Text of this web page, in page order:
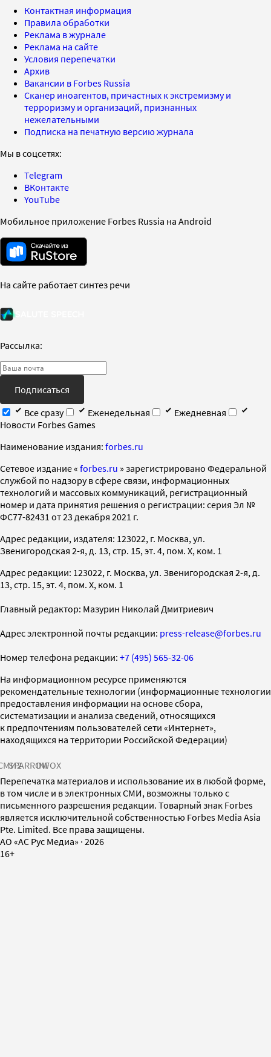
Контактная информация
Правила обработки
Реклама в журнале
Реклама на сайте
Условия перепечатки
Архив
Вакансии в Forbes Russia
Сканер иноагентов, причастных к экстремизму и
терроризму и организаций, признанных
нежелательными
Подписка на печатную версию журнала
Мы в соцсетях:
Telegram
ВКонтакте
YouTube
Мобильное приложение Forbes Russia на Android
На сайте работает синтез речи
Рассылка:
Подписаться
Все сразу
Еженедельная
Ежедневная
Новости Forbes Games
Наименование издания: forbes.ru
Cетевое издание « forbes.ru » зарегистрировано Федеральной
службой по надзору в сфере связи, информационных
технологий и массовых коммуникаций, регистрационный
номер и дата принятия решения о регистрации: серия Эл №
ФС77-82431 от 23 декабря 2021 г.
Адрес редакции, издателя: 123022, г. Москва, ул.
Звенигородская 2-я, д. 13, стр. 15, эт. 4, пом. X, ком. 1
Адрес редакции: 123022, г. Москва, ул. Звенигородская 2-я, д.
13, стр. 15, эт. 4, пом. X, ком. 1
Главный редактор: Мазурин Николай Дмитриевич
Адрес электронной почты редакции: press-release@forbes.ru
Номер телефона редакции: +7 (495) 565-32-06
На информационном ресурсе применяются
рекомендательные технологии (информационные технологии
предоставления информации на основе сбора,
систематизации и анализа сведений, относящихся
к предпочтениям пользователей сети «Интернет»,
находящихся на территории Российской Федерации)
SPARROWINFOX
Перепечатка материалов и использование их в любой форме,
в том числе и в электронных СМИ, возможны только с
письменного разрешения редакции. Товарный знак Forbes
является исключительной собственностью Forbes Media Asia
Pte. Limited. Все права защищены.
AO «АС Рус Медиа» · 2026
16+